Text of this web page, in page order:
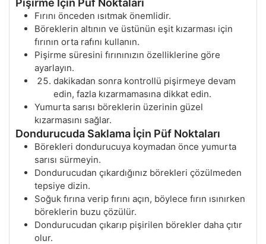
Pişirme İçin Püf Noktaları
Fırını önceden ısıtmak önemlidir.
Böreklerin altının ve üstünün eşit kızarması için
fırının orta rafını kullanın.
Pişirme süresini fırınınızın özelliklerine göre
ayarlayın.
dakikadan sonra kontrollü pişirmeye devam
edin, fazla kızarmamasına dikkat edin.
Yumurta sarısı böreklerin üzerinin güzel
kızarmasını sağlar.
Dondurucuda Saklama İçin Püf Noktaları
Börekleri dondurucuya koymadan önce yumurta
sarısı sürmeyin.
Dondurucudan çıkardığınız börekleri çözülmeden
tepsiye dizin.
Soğuk fırına verip fırını açın, böylece fırın ısınırken
böreklerin buzu çözülür.
Dondurucudan çıkarıp pişirilen börekler daha çıtır
olur.